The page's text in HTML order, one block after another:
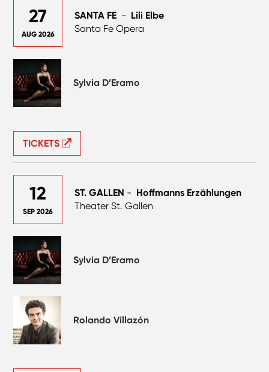
27
AUG 2026
SANTA FE - Lili Elbe
Santa Fe Opera
Sylvia D’Eramo
TICKETS
12
SEP 2026
ST. GALLEN - Hoffmanns Erzählungen
Theater St. Gallen
Sylvia D’Eramo
Rolando Villazón